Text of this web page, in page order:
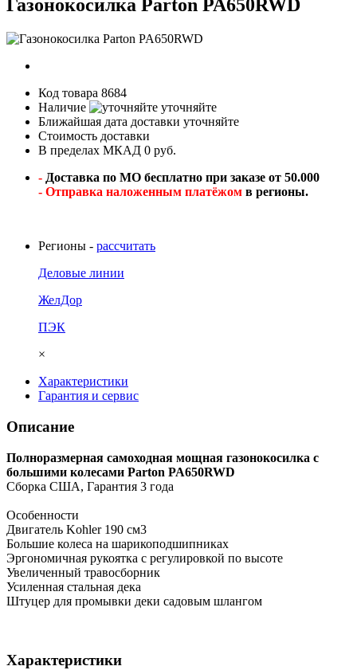
Газонокосилка Parton PA650RWD
Код товара 8684
Наличие
уточняйте
Ближайшая дата доставки уточняйте
Стоимость доставки
В пределах МКАД 0 руб.
- Доставка по МО бесплатно при заказе от 50.000
- Отправка наложенным платёжом в регионы.
Регионы - рассчитать
Деловые линии
ЖелДор
ПЭК
×
Характеристики
Гарантия и сервис
Описание
Полноразмерная самоходная мощная газонокосилка с
большими колесами Parton PA650RWD
Сборка США, Гарантия 3 года
Особенности
Двигатель Kohler 190 см3
Большие колеса на шарикоподшипниках
Эргономичная рукоятка с регулировкой по высоте
Увеличенный травосборник
Усиленная стальная дека
Штуцер для промывки деки садовым шлангом
Характеристики